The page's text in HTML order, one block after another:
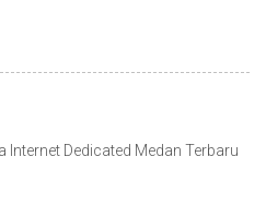
Internet Dedicated Medan Terbaru